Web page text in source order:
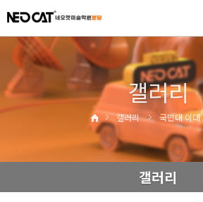
갤러리
갤러리 국민대 이대
갤러리